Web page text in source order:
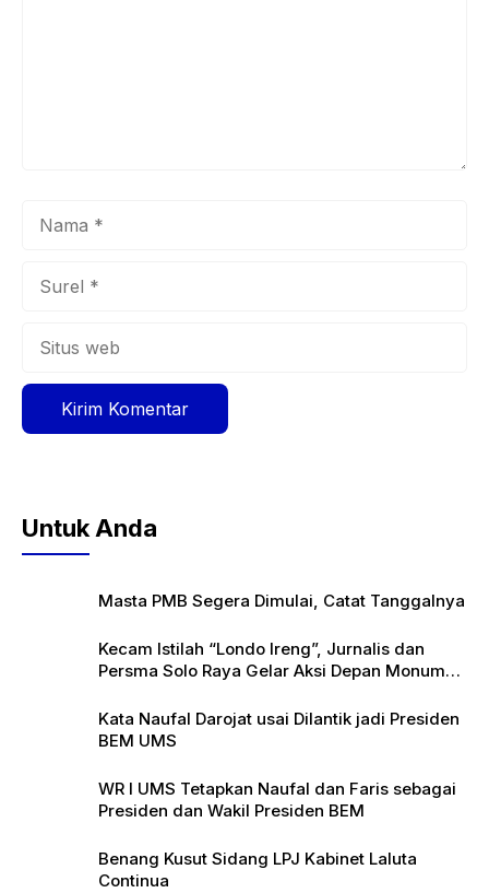
Untuk Anda
Masta PMB Segera Dimulai, Catat Tanggalnya
Kecam Istilah “Londo Ireng”, Jurnalis dan
Persma Solo Raya Gelar Aksi Depan Monumen
Kata Naufal Darojat usai Dilantik jadi Presiden
BEM UMS
WR I UMS Tetapkan Naufal dan Faris sebagai
Presiden dan Wakil Presiden BEM
Benang Kusut Sidang LPJ Kabinet Laluta
Continua